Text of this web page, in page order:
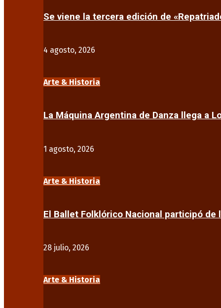
Se viene la tercera edición de
4 agosto, 2026
Arte & Historia
La Máquina Argentina de Danza llega a
1 agosto, 2026
Arte & Historia
El Ballet Folklórico Nacional participó de
28 julio, 2026
Arte & Historia